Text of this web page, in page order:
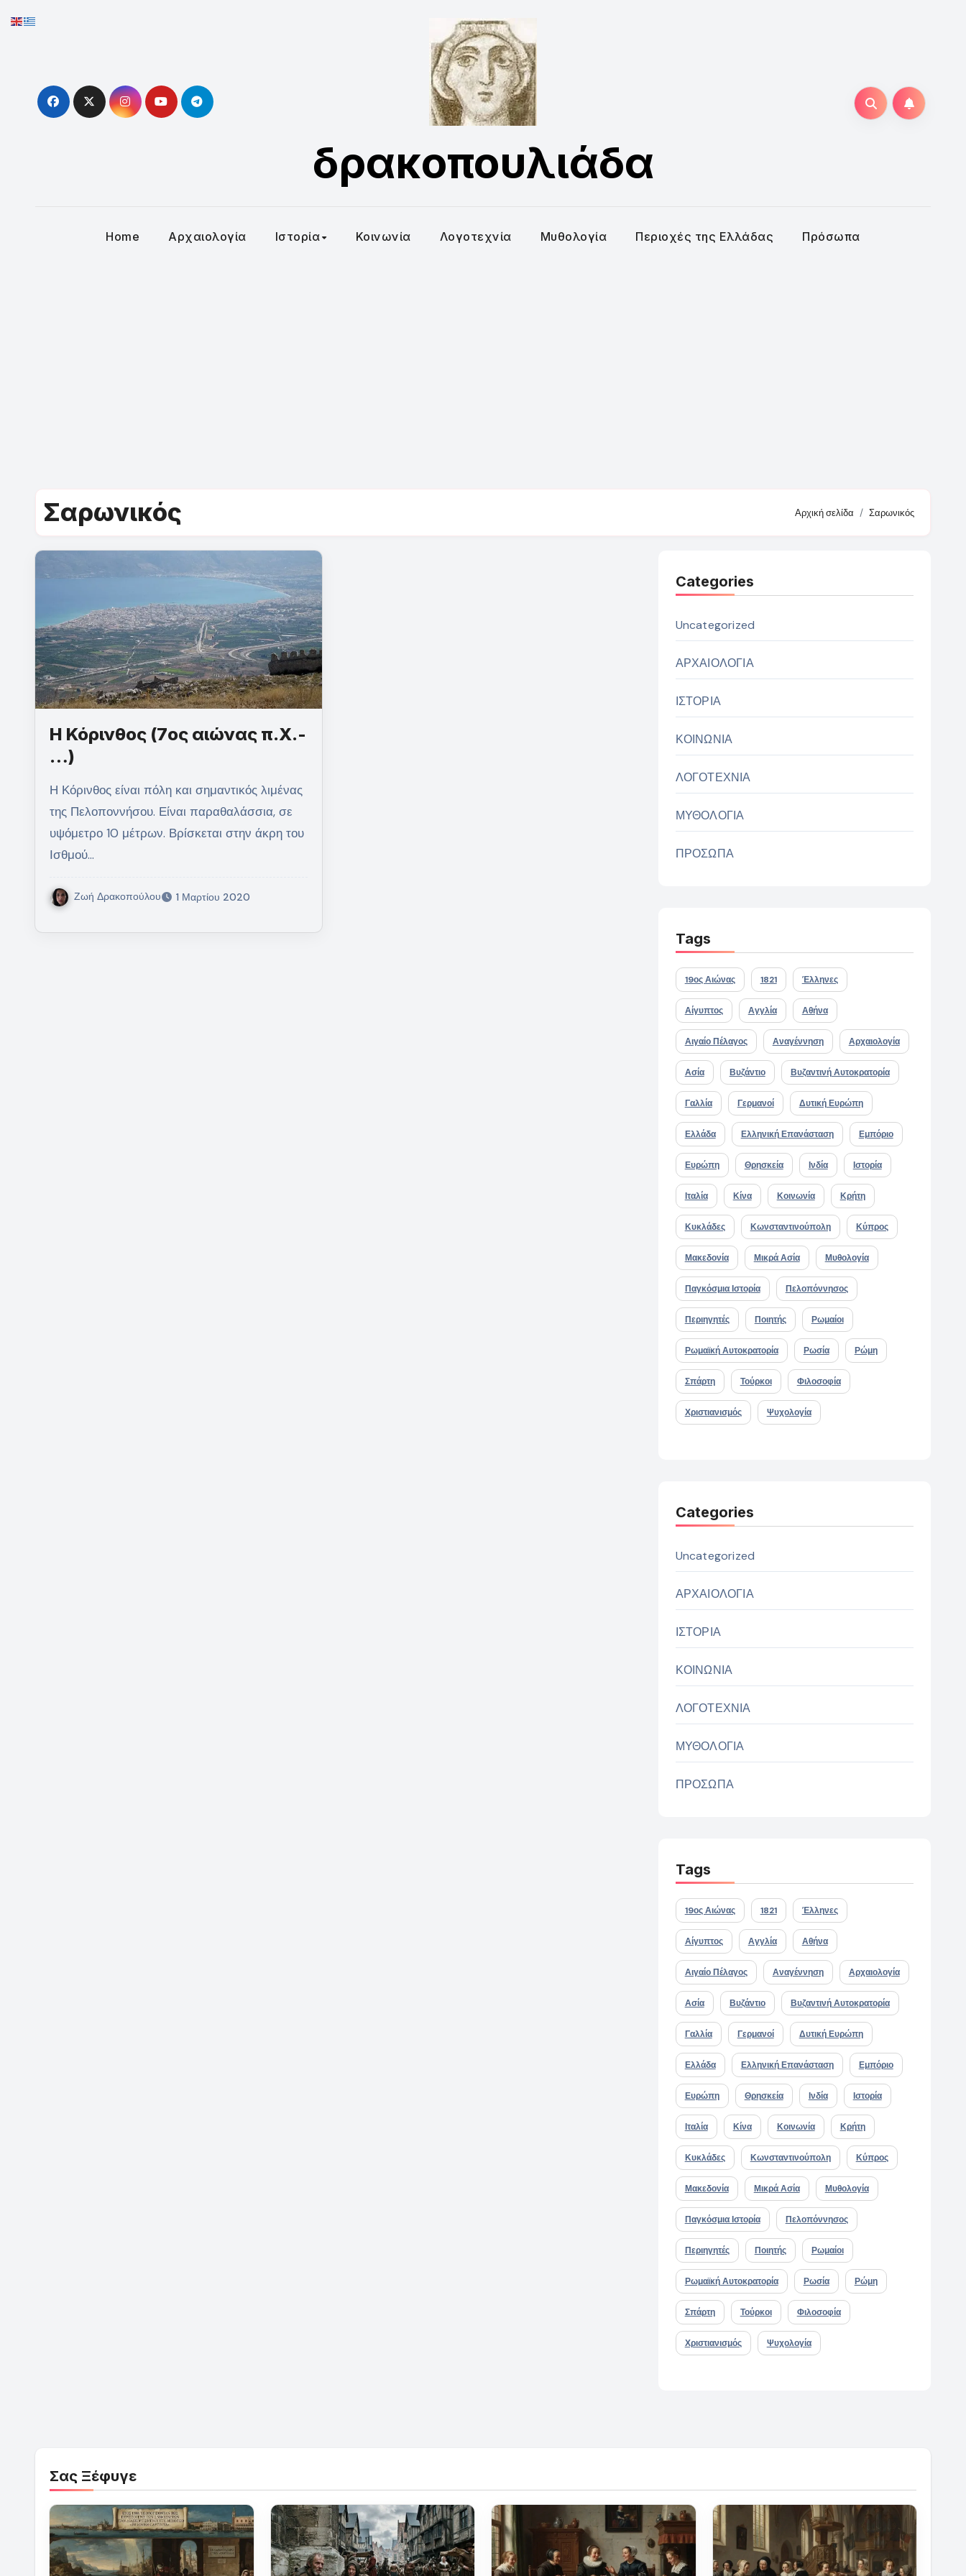
to
δρακοπουλιάδα
Home Αρχαιολογία Ιστορία Κοινωνία Λογοτεχνία Μυθολογία Περιοχές της Ελλάδας Πρόσωπα
Σαρωνικός Αρχική σελίδα Σαρωνικός
Η Κόρινθος (7ος αιώνας π.Χ.-
…)
Η Κόρινθος είναι πόλη και σημαντικός λιμένας
της Πελοποννήσου. Είναι παραθαλάσσια, σε
υψόμετρο 10 μέτρων. Βρίσκεται στην άκρη του
Ισθμού…
Ζωή Δρακοπούλου 1 Μαρτίου 2020
Categories
Uncategorized
ΑΡΧΑΙΟΛΟΓΙΑ
ΙΣΤΟΡΙΑ
ΚΟΙΝΩΝΙΑ
ΛΟΓΟΤΕΧΝΙΑ
ΜΥΘΟΛΟΓΙΑ
ΠΡΟΣΩΠΑ
Tags
19ος Αιώνας 1821 Έλληνες
Αίγυπτος Αγγλία Αθήνα
Αιγαίο Πέλαγος Αναγέννηση Αρχαιολογία
Ασία Βυζάντιο Βυζαντινή Αυτοκρατορία
Γαλλία Γερμανοί Δυτική Ευρώπη
Ελλάδα Ελληνική Επανάσταση Εμπόριο
Ευρώπη Θρησκεία Ινδία Ιστορία
Ιταλία Κίνα Κοινωνία Κρήτη
Κυκλάδες Κωνσταντινούπολη Κύπρος
Μακεδονία Μικρά Ασία Μυθολογία
Παγκόσμια Ιστορία Πελοπόννησος
Περιηγητές Ποιητής Ρωμαίοι
Ρωμαϊκή Αυτοκρατορία Ρωσία Ρώμη
Σπάρτη Τούρκοι Φιλοσοφία
Χριστιανισμός Ψυχολογία
Categories
Uncategorized
ΑΡΧΑΙΟΛΟΓΙΑ
ΙΣΤΟΡΙΑ
ΚΟΙΝΩΝΙΑ
ΛΟΓΟΤΕΧΝΙΑ
ΜΥΘΟΛΟΓΙΑ
ΠΡΟΣΩΠΑ
Tags
19ος Αιώνας 1821 Έλληνες
Αίγυπτος Αγγλία Αθήνα
Αιγαίο Πέλαγος Αναγέννηση Αρχαιολογία
Ασία Βυζάντιο Βυζαντινή Αυτοκρατορία
Γαλλία Γερμανοί Δυτική Ευρώπη
Ελλάδα Ελληνική Επανάσταση Εμπόριο
Ευρώπη Θρησκεία Ινδία Ιστορία
Ιταλία Κίνα Κοινωνία Κρήτη
Κυκλάδες Κωνσταντινούπολη Κύπρος
Μακεδονία Μικρά Ασία Μυθολογία
Παγκόσμια Ιστορία Πελοπόννησος
Περιηγητές Ποιητής Ρωμαίοι
Ρωμαϊκή Αυτοκρατορία Ρωσία Ρώμη
Σπάρτη Τούρκοι Φιλοσοφία
Χριστιανισμός Ψυχολογία
Σας Ξέφυγε